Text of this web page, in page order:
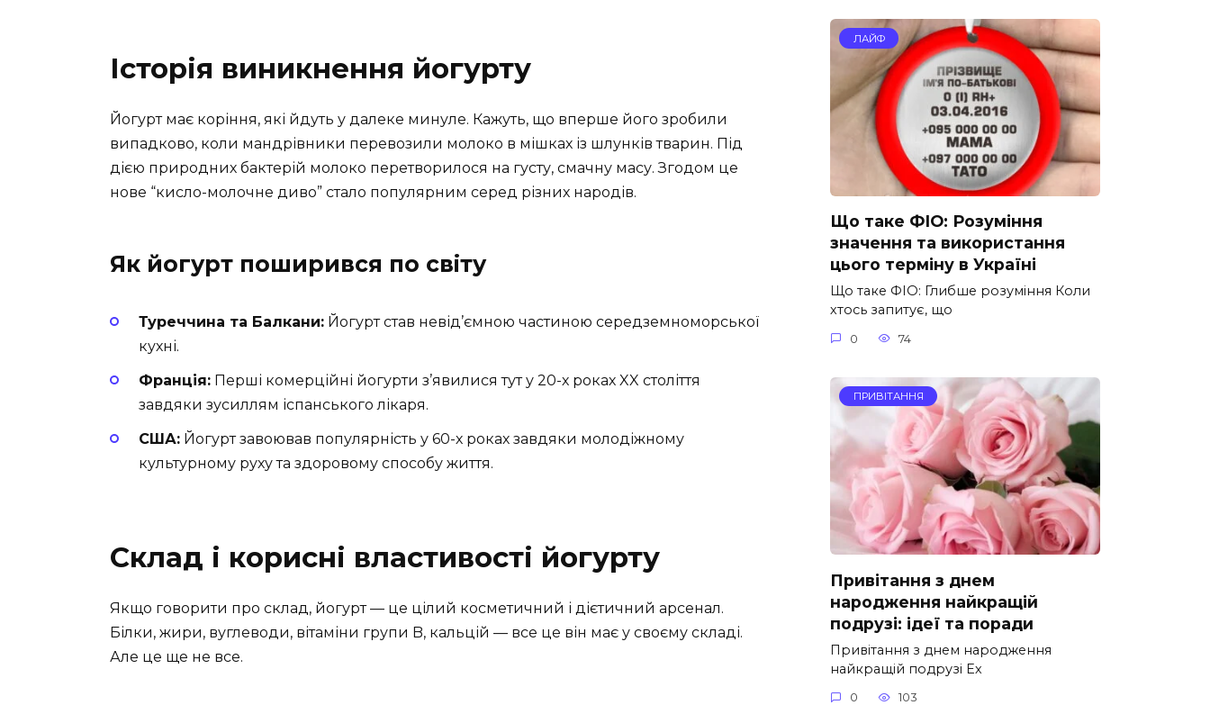
Історія виникнення йогурту
Йогурт має коріння, які йдуть у далеке минуле. Кажуть, що вперше його зробили
випадково, коли мандрівники перевозили молоко в мішках із шлунків тварин. Під
дією природних бактерій молоко перетворилося на густу, смачну масу. Згодом це
нове “кисло-молочне диво” стало популярним серед різних народів.
Як йогурт поширився по світу
Туреччина та Балкани: Йогурт став невід’ємною частиною середземноморської
кухні.
Франція: Перші комерційні йогурти з’явилися тут у 20-х роках XX століття
завдяки зусиллям іспанського лікаря.
США: Йогурт завоював популярність у 60-х роках завдяки молодіжному
культурному руху та здоровому способу життя.
Склад і корисні властивості йогурту
Якщо говорити про склад, йогурт — це цілий косметичний і дієтичний арсенал.
Білки, жири, вуглеводи, вітаміни групи B, кальцій — все це він має у своєму складі.
Але це ще не все.
ЛАЙФ
Що таке ФІО: Розуміння
значення та використання
цього терміну в Україні
Що таке ФІО: Глибше розуміння Коли
хтось запитує, що
0 74
ПРИВІТАННЯ
Привітання з днем
народження найкращій
подрузі: ідеї та поради
Привітання з днем народження
найкращій подрузі Ех
0 103